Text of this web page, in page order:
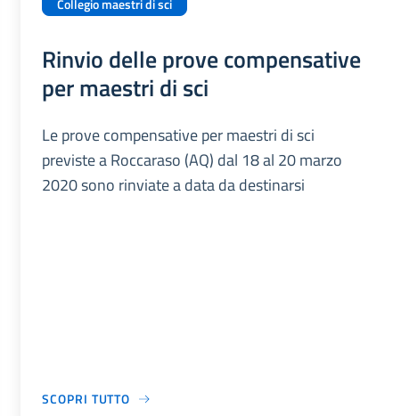
Collegio maestri di sci
Rinvio delle prove compensative
per maestri di sci
Le prove compensative per maestri di sci
previste a Roccaraso (AQ) dal 18 al 20 marzo
2020 sono rinviate a data da destinarsi
SCOPRI TUTTO